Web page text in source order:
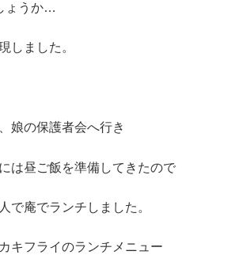
ょうか…
しました。
娘の保護者会へ行き
は昼ご飯を準備してきたので
で庵でランチしました。
キフライのランチメニュー